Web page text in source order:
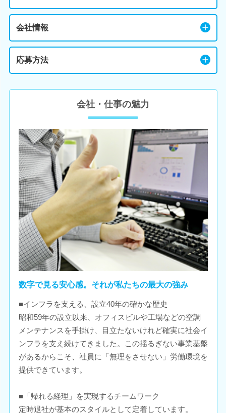
会社情報
応募方法
会社・仕事の魅力
数字で見る安心感。それが私たちの最大の強み
■インフラを支える、設立40年の確かな歴史
昭和59年の設立以来、オフィスビルや工場などの空調
メンテナンスを手掛け、目立たないけれど確実に社会イ
ンフラを支え続けてきました。この揺るぎない事業基盤
があるからこそ、社員に「無理をさせない」労働環境を
提供できています。
■「帰れる経理」を実現するチームワーク
定時退社が基本のスタイルとして定着しています。